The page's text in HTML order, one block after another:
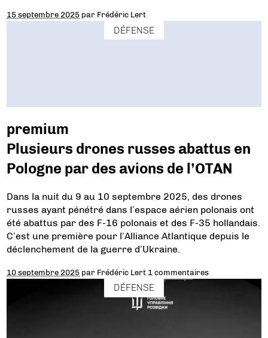
15 septembre 2025 par Frédéric Lert
DÉFENSE
premium
Plusieurs drones russes abattus en
Pologne par des avions de l’OTAN
Dans la nuit du 9 au 10 septembre 2025, des drones
russes ayant pénétré dans l’espace aérien polonais ont
été abattus par des F-16 polonais et des F-35 hollandais.
C’est une première pour l’Alliance Atlantique depuis le
déclenchement de la guerre d’Ukraine.
10 septembre 2025 par Frédéric Lert 1 commentaires
DÉFENSE